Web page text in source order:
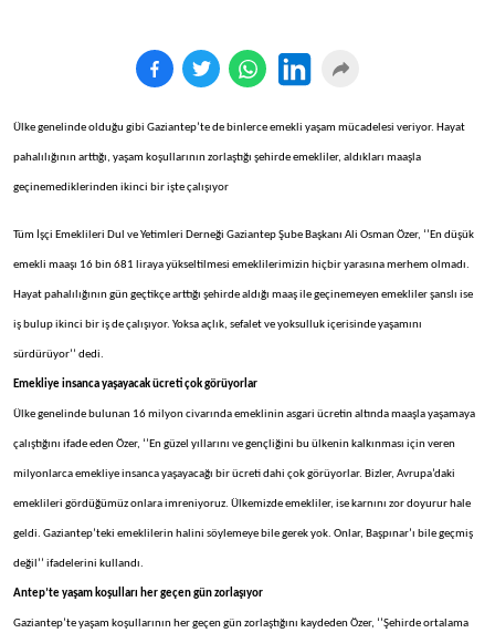
Ülke genelinde olduğu gibi Gaziantep’te de binlerce emekli yaşam mücadelesi veriyor. Hayat
pahalılığının arttığı, yaşam koşullarının zorlaştığı şehirde emekliler, aldıkları maaşla
geçinemediklerinden ikinci bir işte çalışıyor
Tüm İşçi Emeklileri Dul ve Yetimleri Derneği Gaziantep Şube Başkanı Ali Osman Özer, ‘’En düşük
emekli maaşı 16 bin 681 liraya yükseltilmesi emeklilerimizin hiçbir yarasına merhem olmadı.
Hayat pahalılığının gün geçtikçe arttığı şehirde aldığı maaş ile geçinemeyen emekliler şanslı ise
iş bulup ikinci bir iş de çalışıyor. Yoksa açlık, sefalet ve yoksulluk içerisinde yaşamını
sürdürüyor’’ dedi.
Emekliye insanca yaşayacak ücreti çok görüyorlar
Ülke genelinde bulunan 16 milyon civarında emeklinin asgari ücretin altında maaşla yaşamaya
çalıştığını ifade eden Özer, ‘’En güzel yıllarını ve gençliğini bu ülkenin kalkınması için veren
milyonlarca emekliye insanca yaşayacağı bir ücreti dahi çok görüyorlar. Bizler, Avrupa’daki
emeklileri gördüğümüz onlara imreniyoruz. Ülkemizde emekliler, ise karnını zor doyurur hale
geldi. Gaziantep’teki emeklilerin halini söylemeye bile gerek yok. Onlar, Başpınar’ı bile geçmiş
değil’’ ifadelerini kullandı.
Antep’te yaşam koşulları her geçen gün zorlaşıyor
Gaziantep’te yaşam koşullarının her geçen gün zorlaştığını kaydeden Özer, ‘’Şehirde ortalama